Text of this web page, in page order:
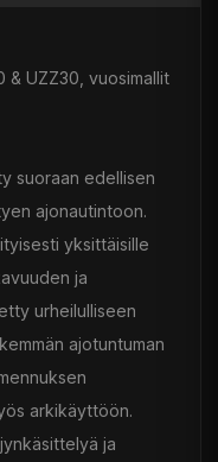
& UZZ30, vuosimallit
suoraan edellisen
ajonautintoon.
yksittäisille
ja
urheilulliseen
ajotuntuman
arkikäyttöön.
ja